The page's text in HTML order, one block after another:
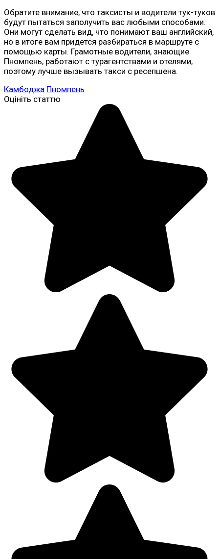
Обратите внимание, что таксисты и водители тук-туков
будут пытаться заполучить вас любыми способами.
Они могут сделать вид, что понимают ваш английский,
но в итоге вам придется разбираться в маршруте с
помощью карты. Грамотные водители, знающие
Пномпень, работают с турагентствами и отелями,
поэтому лучше вызывать такси с ресепшена.
Камбоджа Пномпень
Оцініть статтю